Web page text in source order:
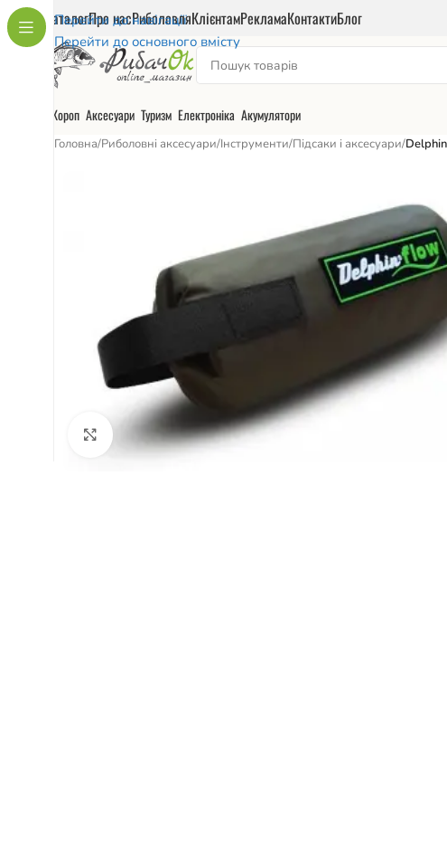
Перейти до навігації
Перейти до основного вмісту
КаталогПро насРиболовляКлієнтамРекламаКонтактиБлог
Короп Аксесуари Туризм Електроніка Акумулятори
Головна/Риболовні аксесуари/Інструменти/Підсаки і аксесуари/
Натисніть, щоб збільшити